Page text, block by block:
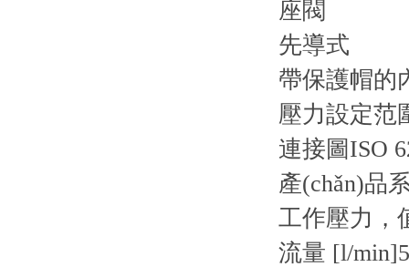
座閥
先導式
帶保護帽的
壓力設定范
連接圖ISO
產(chǎn)品
工作壓力，
流量 [l/min]